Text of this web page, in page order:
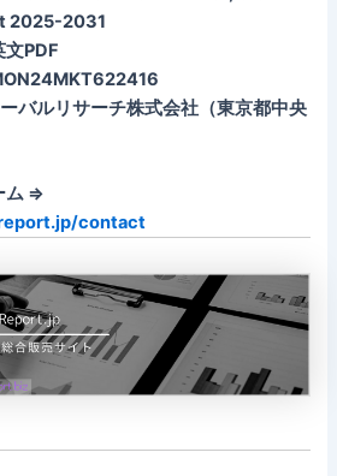
2025-2031
PDF
バルリサーチ株式会社（東京都中央
ム ⇒
contact